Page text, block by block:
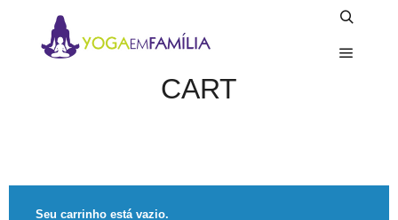
CART
Seu carrinho está vazio.